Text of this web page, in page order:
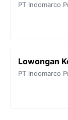
PT Indomarco
Lowongan
PT Indomarco